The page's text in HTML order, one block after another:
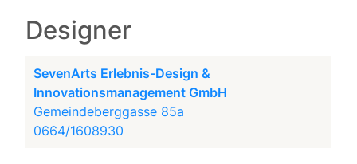
Designer
SevenArts Erlebnis-Design &
Innovationsmanagement GmbH
Gemeindeberggasse 85a
0664/1608930